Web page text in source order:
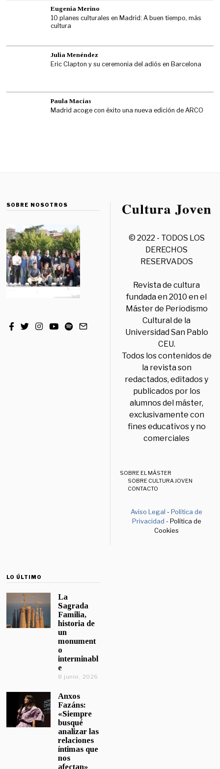
Eugenia Merino
10 planes culturales en Madrid: A buen tiempo, más
cultura
Julia Menéndez
Eric Clapton y su ceremonia del adiós en Barcelona
Paula Macías
Madrid acoge con éxito una nueva edición de ARCO
SOBRE NOSOTROS
© 2022 - TODOS LOS
DERECHOS
RESERVADOS
Revista de cultura
fundada en 2010 en el
Máster de Periodismo
Cultural de la
Universidad San Pablo
CEU.
Todos los contenidos de
la revista son
redactados, editados y
publicados por los
alumnos del máster,
exclusivamente con
fines educativos y no
comerciales
SOBRE EL MÁSTER
SOBRE CULTURA JOVEN
CONTACTO
Aviso Legal -Política de
Privacidad - Política de
Cookies
LO ÚLTIMO
La
Sagrada
Familia,
historia de
un
monument
o
interminabl
e
8 junio, 2026
Anxos
Fazáns:
«Siempre
busqué
analizar las
relaciones
íntimas que
nos
afectan»